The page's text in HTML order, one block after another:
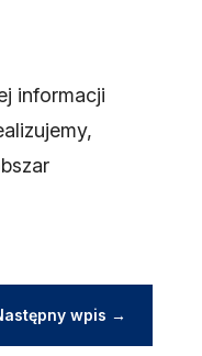
informacji
wpis →